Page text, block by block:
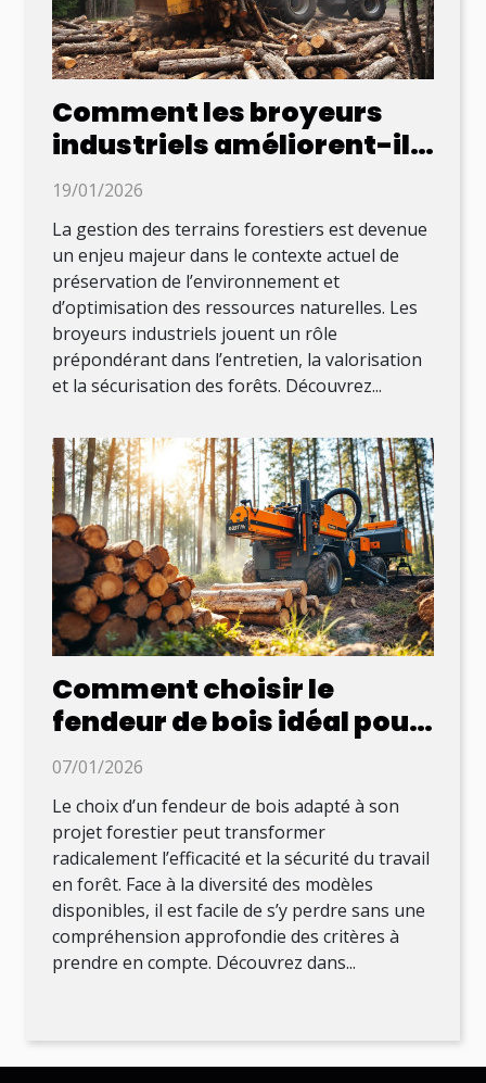
Comment les broyeurs
industriels améliorent-ils
la gestion des terrains
forestiers ?
19/01/2026
La gestion des terrains forestiers est devenue
un enjeu majeur dans le contexte actuel de
préservation de l’environnement et
d’optimisation des ressources naturelles. Les
broyeurs industriels jouent un rôle
prépondérant dans l’entretien, la valorisation
et la sécurisation des forêts. Découvrez...
Comment choisir le
fendeur de bois idéal pour
votre projet forestier ?
07/01/2026
Le choix d’un fendeur de bois adapté à son
projet forestier peut transformer
radicalement l’efficacité et la sécurité du travail
en forêt. Face à la diversité des modèles
disponibles, il est facile de s’y perdre sans une
compréhension approfondie des critères à
prendre en compte. Découvrez dans...